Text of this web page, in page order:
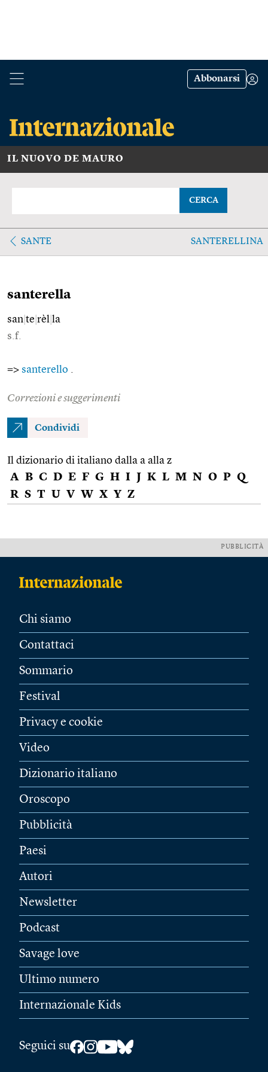
Abbonarsi
IL NUOVO DE MAURO
CERCA
SANTE SANTERELLINA
santerella
san te rèl la
s.f.
=> santerello
Correzioni e suggerimenti
Condividi
Il dizionario di italiano dalla a alla z
A B C D E F G H I J K L M N O P Q
R S T U V W X Y Z
PUBBLICITÀ
Chi siamo
Contattaci
Sommario
Festival
Privacy e cookie
Video
Dizionario italiano
Oroscopo
Pubblicità
Paesi
Autori
Newsletter
Podcast
Savage love
Ultimo numero
Internazionale Kids
Seguici su